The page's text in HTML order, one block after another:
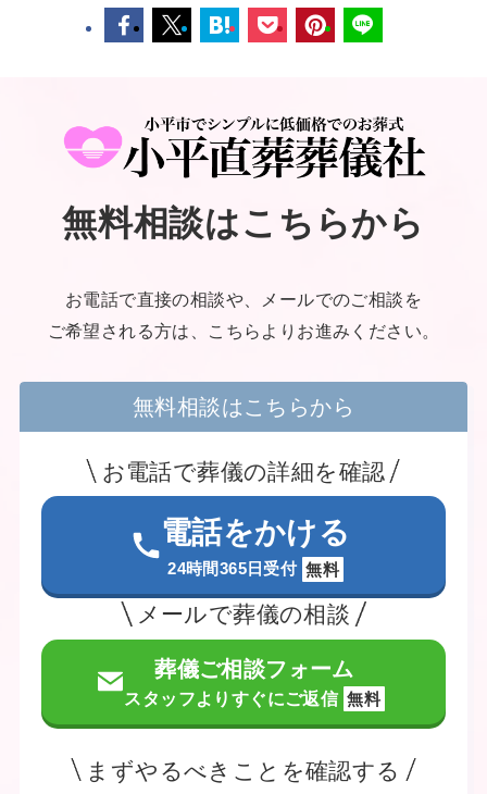
無料相談はこちらから
お電話で直接の相談や、メールでのご相談を
ご希望される方は、こちらよりお進みください。
無料相談はこちらから
お電話で葬儀の詳細を確認
電話をかける
24時間365日受付 無料
メールで葬儀の相談
葬儀ご相談フォーム
スタッフよりすぐにご返信 無料
まずやるべきことを確認する